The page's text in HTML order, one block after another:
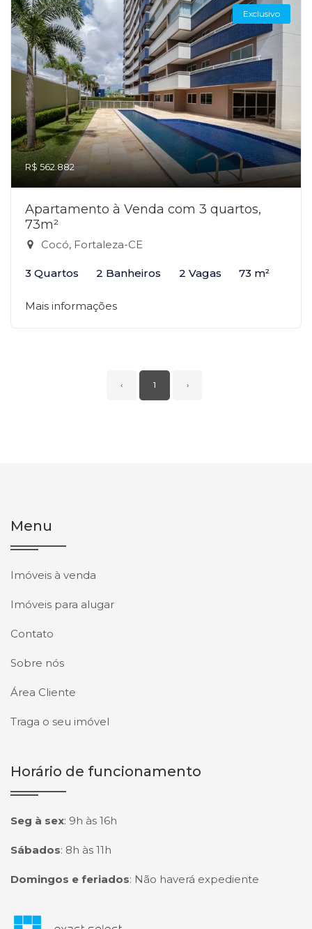
Exclusivo
R$ 562.882
Apartamento à Venda com 3 quartos,
73m²
Cocó, Fortaleza-CE
3 Quartos 2 Banheiros 2 Vagas 73 m²
Mais informações
‹ 1 ›
Menu
Imóveis à venda
Imóveis para alugar
Contato
Sobre nós
Área Cliente
Traga o seu imóvel
Horário de funcionamento
Seg à sex: 9h às 16h
Sábados: 8h às 11h
Domingos e feriados: Não haverá expediente
Página inicial